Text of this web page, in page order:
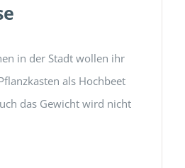
in der Stadt wollen ihr
als Hochbeet
das Gewicht wird nicht